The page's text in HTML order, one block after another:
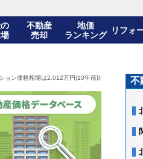
不動産
売却
地価
ランキング
リフォ
ョン価格相場は2,012万円(10年前比+98.1%)! 10年
不